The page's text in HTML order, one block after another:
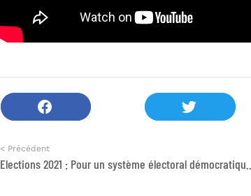
< Précédent